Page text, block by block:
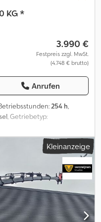
KG *
3.990 €
Festpreis zzgl. MwSt.
(4.748 € brutto)
Anrufen
254 h,
, Getriebetyp:
F13-151 PRO SEHR
DEUTSCHES FAHRZEUG *
AUSSTATTUNGEN *
* BAUJAHR: 2008 *
* LETZTE UVV 7 / 2023
Aiforf ----
MIN. ( ZUGELASSENER
KENNZEICHEN UND 15
1 TECH. DATENBLAT (
Kleinanzeige